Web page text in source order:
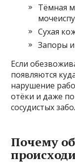
Тёмная
Сухая
Запоры
Если
появляются
нарушение
отёки и даже
сосудистых
Почему